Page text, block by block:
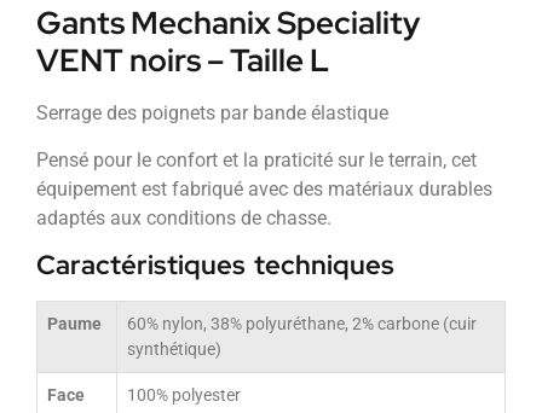
Gants Mechanix Speciality
VENT noirs – Taille L
Serrage des poignets par bande élastique
Pensé pour le confort et la praticité sur le terrain, cet
équipement est fabriqué avec des matériaux durables
adaptés aux conditions de chasse.
Caractéristiques techniques
Paume
60% nylon, 38% polyuréthane, 2% carbone (cuir
synthétique)
Face 100% polyester